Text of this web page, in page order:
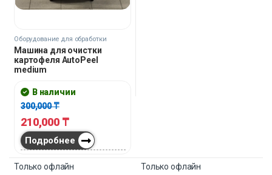
Оборудование для обработки
овощей
Машина для очистки
картофеля AutoPeel
medium
В наличии
300,000₸
210,000 ₸
Подробнее
Только офлайн
Только офлайн